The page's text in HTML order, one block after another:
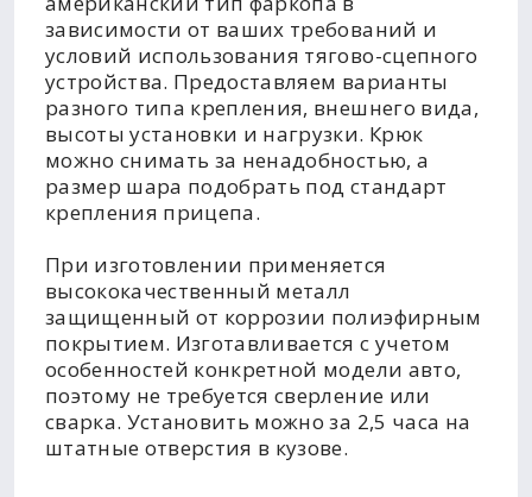
зависимости от ваших требований и
условий использования тягово-сцепного
устройства. Предоставляем варианты
разного типа крепления, внешнего вида,
высоты установки и нагрузки. Крюк
можно снимать за ненадобностью, а
размер шара подобрать под стандарт
крепления прицепа.
При изготовлении применяется
высококачественный металл
защищенный от коррозии полиэфирным
покрытием. Изготавливается с учетом
особенностей конкретной модели авто,
поэтому не требуется сверление или
сварка. Установить можно за 2,5 часа на
штатные отверстия в кузове.